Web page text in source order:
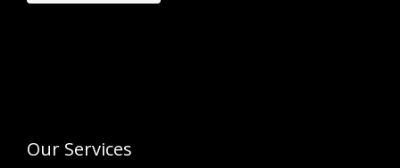
Our Services